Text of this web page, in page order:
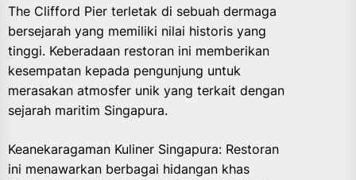
The Clifford Pier terletak di sebuah dermaga
bersejarah yang memiliki nilai historis yang
tinggi. Keberadaan restoran ini memberikan
kesempatan kepada pengunjung untuk
merasakan atmosfer unik yang terkait dengan
sejarah maritim Singapura.
Keanekaragaman Kuliner Singapura: Restoran
ini menawarkan berbagai hidangan khas